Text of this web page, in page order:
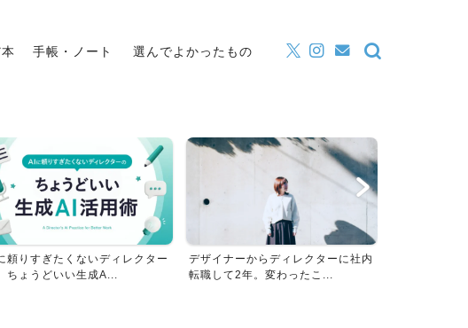
手帳・ノート 選んでよかったもの
頼りすぎたくないディレクター
ちょうどいい生成A...
デザイナーからディレクターに社内
転職して2年。変わったこ...